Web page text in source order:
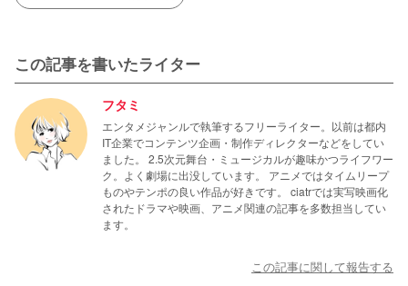
この記事を書いたライター
フタミ
エンタメジャンルで執筆するフリーライター。以前は都内
IT企業でコンテンツ企画・制作ディレクターなどをしてい
ました。 2.5次元舞台・ミュージカルが趣味かつライフワー
ク。よく劇場に出没しています。 アニメではタイムリープ
ものやテンポの良い作品が好きです。 ciatrでは実写映画化
されたドラマや映画、アニメ関連の記事を多数担当してい
ます。
この記事に関して報告する